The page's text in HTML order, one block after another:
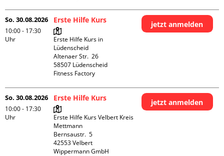
So. 30.08.2026
10:00 - 17:30
Uhr
Erste Hilfe Kurs
Erste Hilfe Kurs in
Lüdenscheid
Altenaer Str.  26
58507 Lüdenscheid
Fitness Factory
jetzt anmelden
So. 30.08.2026
10:00 - 17:30
Uhr
Erste Hilfe Kurs
Erste Hilfe Kurs Velbert Kreis
Mettmann
Bernsaustr.  5
42553 Velbert
Wippermann GmbH
jetzt anmelden